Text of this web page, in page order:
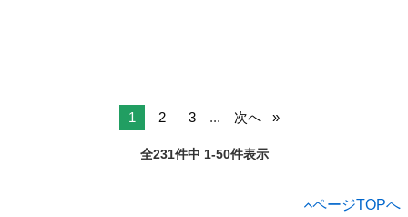
1 2 3 ... 次へ
全231件中 1-50件表示
ページTOPへ